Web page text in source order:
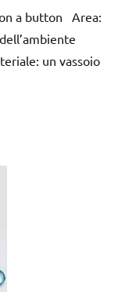
a button Area:
un vassoio